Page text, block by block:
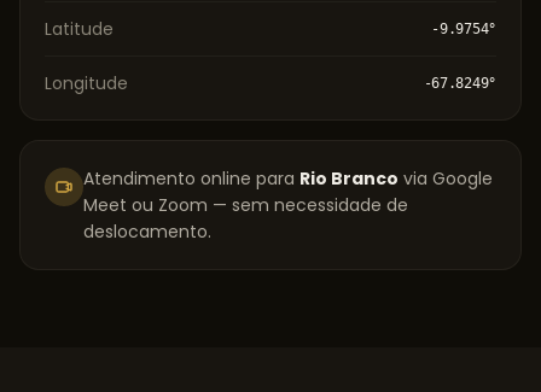
Latitude -9.9754°
Longitude -67.8249°
Atendimento online para Rio Branco via Google
Meet ou Zoom — sem necessidade de
deslocamento.